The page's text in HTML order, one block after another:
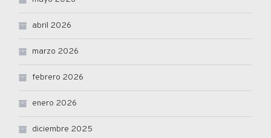
abril 2026
marzo 2026
febrero 2026
enero 2026
diciembre 2025